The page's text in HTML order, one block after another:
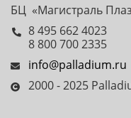
БЦ «Магистраль
8 495 662 4023
8 800 700 2335
info@palladium.ru
2000 - 2025